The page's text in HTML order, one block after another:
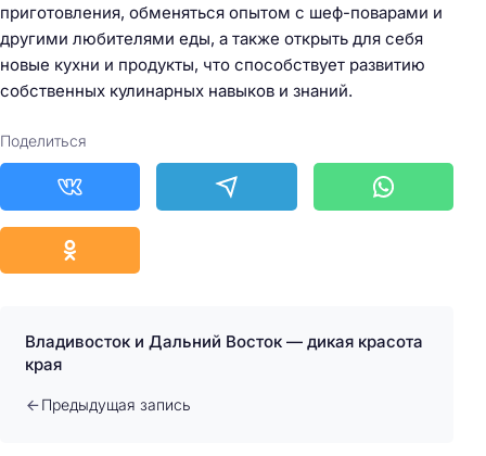
приготовления, обменяться опытом с шеф-поварами и
другими любителями еды, а также открыть для себя
новые кухни и продукты, что способствует развитию
собственных кулинарных навыков и знаний.
Поделиться
Владивосток и Дальний Восток — дикая красота
края
Предыдущая запись